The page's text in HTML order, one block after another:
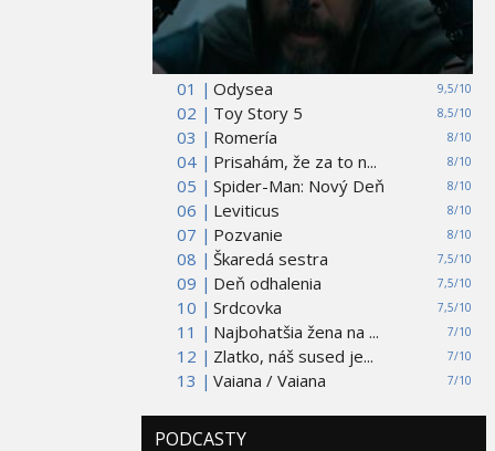
01 | 9,5/10
Odysea
02 |
8,5/10
Toy Story 5
03 |
8/10
Romería
04 |
8/10
Prisahám, že za to n...
05 |
8/10
Spider-Man: Nový Deň
06 |
8/10
Leviticus
07 |
8/10
Pozvanie
08 |
7,5/10
Škaredá sestra
09 |
7,5/10
Deň odhalenia
10 |
7,5/10
Srdcovka
11 |
7/10
Najbohatšia žena na ...
12 |
7/10
Zlatko, náš sused je...
13 |
7/10
Vaiana / Vaiana
PODCASTY